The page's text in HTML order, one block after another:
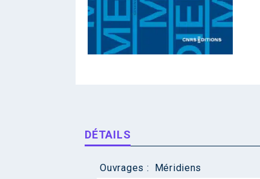
DÉTAILS
Ouvrages :
Méridiens